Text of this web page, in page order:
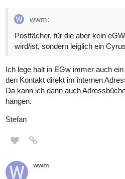
wwm:
Postfächer, für die aber kein
wird/ist, sondern leiglich ein
Ich lege halt in EGw immer auch
den Kontakt direkt im internen
Da kann ich dann auch
hängen.
Stefan
wwm